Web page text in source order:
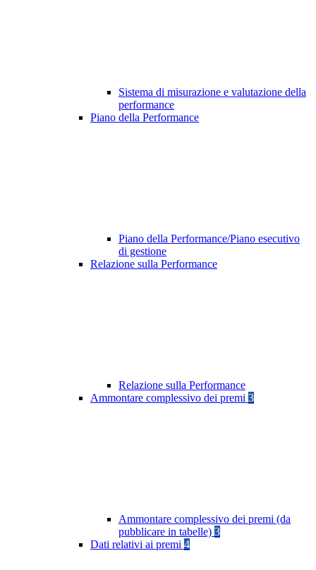
Sistema di misurazione e valutazione della
performance
Piano della Performance
Piano della Performance/Piano esecutivo
di gestione
Relazione sulla Performance
Relazione sulla Performance
Ammontare complessivo dei premi 3
Ammontare complessivo dei premi (da
pubblicare in tabelle) 3
Dati relativi ai premi 4